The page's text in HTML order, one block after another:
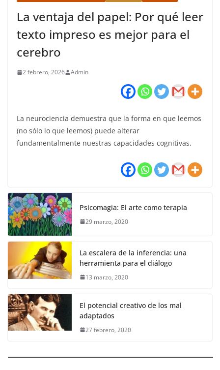
La ventaja del papel: Por qué leer
texto impreso es mejor para el
cerebro
2 febrero, 2026 Admin
La neurociencia demuestra que la forma en que leemos
(no sólo lo que leemos) puede alterar
fundamentalmente nuestras capacidades cognitivas.
Psicomagia: El arte como terapia
29 marzo, 2020
La escalera de la inferencia: una
herramienta para el diálogo
13 marzo, 2020
El potencial creativo de los mal
adaptados
27 febrero, 2020